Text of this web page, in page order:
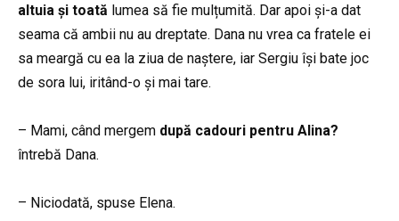
altuia și toată lumea să fie mulțumită. Dar apoi și-a dat
seama că ambii nu au dreptate. Dana nu vrea ca fratele ei
sa meargă cu ea la ziua de naștere, iar Sergiu își bate joc
de sora lui, iritând-o și mai tare.
– Mami, când mergem după cadouri pentru Alina?
întrebă Dana.
– Niciodată, spuse Elena.